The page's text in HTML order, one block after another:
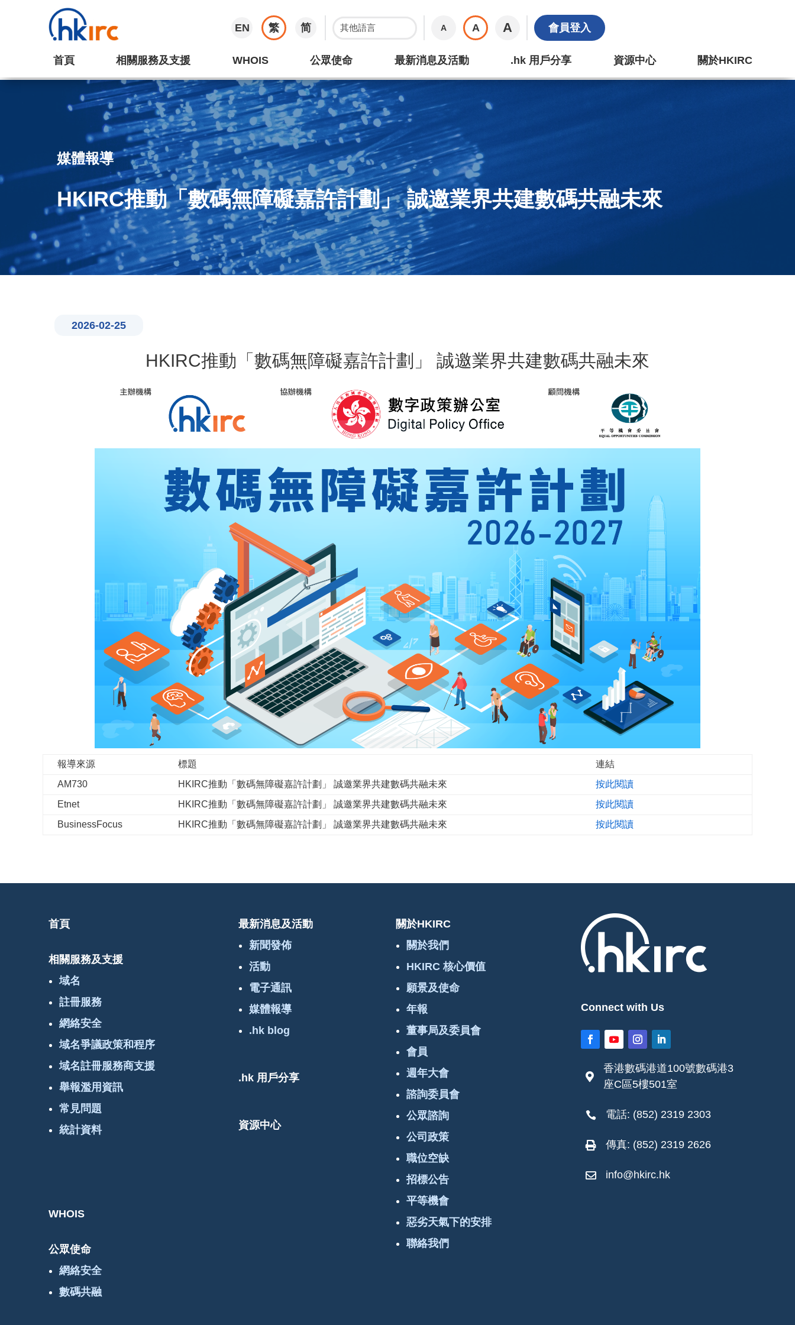
EN 繁 简 A A A 會員登入
首頁 相關服務及支援 WHOIS 公眾使命 最新消息及活動 .hk 用戶分享 資源中心 關於HKIRC
媒體報導
HKIRC推動「數碼無障礙嘉許計劃」 誠邀業界共建數碼共融未來
2026-02-25
HKIRC推動「數碼無障礙嘉許計劃」 誠邀業界共建數碼共融未來
報導來源 標題
連結
AM730
HKIRC推動「數碼無障礙嘉許計劃」 誠邀業界共建數碼共融未來
按此閱讀
Etnet
HKIRC推動「數碼無障礙嘉許計劃」 誠邀業界共建數碼共融未來
按此閱讀
BusinessFocus
HKIRC推動「數碼無障礙嘉許計劃」 誠邀業界共建數碼共融未來 按此閱讀
首頁
相關服務及支援
域名
註冊服務
網絡安全
域名爭議政策和程序
域名註冊服務商支援
舉報濫用資訊
常見問題
統計資料
WHOIS
公眾使命
網絡安全
數碼共融
最新消息及活動
新聞發佈
活動
電子通訊
媒體報導
.hk blog
.hk 用戶分享
資源中心
關於HKIRC
關於我們
HKIRC 核心價值
願景及使命
年報
董事局及委員會
會員
週年大會
諮詢委員會
公眾諮詢
公司政策
職位空缺
招標公告
平等機會
惡劣天氣下的安排
聯絡我們
Connect with Us

香港數碼港道100號數碼港3
座C區5樓501室
 電話: (852) 2319 2303
 傳真: (852) 2319 2626
 info@hkirc.hk